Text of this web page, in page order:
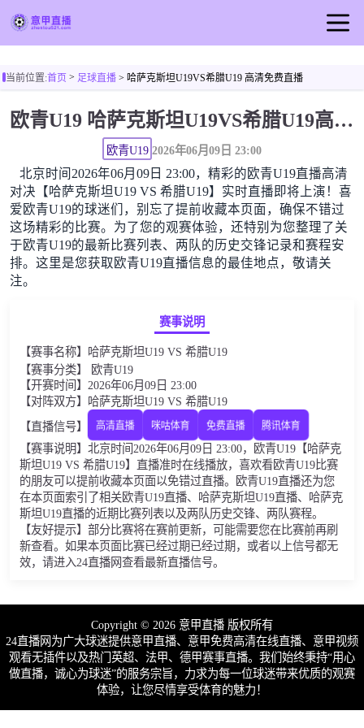
足球直播
意甲录像
意甲新闻
当前位置:首页> 足球直播> 哈萨克斯坦U19VS希腊U19 高清免费直播
欧青U19 哈萨克斯坦U19VS希腊U19高清直播免费观看
欧青U19 2026年06月09日 23:00
北京时间2026年06月09日 23:00，精彩的欧青U19直播高清
对决【哈萨克斯坦U19 VS 希腊U19】实时直播即将上演！喜
爱欧青U19的球迷们，别忘了提前收藏本页面，确保不错过
这场精彩的比赛。为了您的观赛体验，还特别为您整理了关
于欧青U19的最新比赛列表、两队的历史交锋记录和赛程安
排。这里是您获取欧青U19直播信息的最佳地点，敬请关
注。
赛事说明
【赛事名称】哈萨克斯坦U19 VS 希腊U19
【赛事分类】 欧青U19
【开赛时间】2026年06月09日 23:00
【对阵双方】哈萨克斯坦U19 VS 希腊U19
【直播信号】
高清直播 咪咕体育 免费直播 腾讯体育
【赛事说明】北京时间2026年06月09日 23:00，欧青U19【哈萨克
斯坦U19 VS 希腊U19】直播准时在线播放，喜欢看欧青U19比赛
的朋友可以提前收藏本页面以免错过直播。欧青U19直播还为您
在本页面索引了相关欧青U19直播、哈萨克斯坦U19直播、哈萨克
斯坦U19直播的近期比赛列表以及两队历史交锋、两队赛程。
【友好提示】部分比赛将在赛前更新，可能需要您在比赛前再刷
新查看。如果本页面比赛已经过期已经过期，或者以上信号都无
效，请进入24直播网查看最新直播信号。
Copyright © 2026 意甲直播 版权所有
24直播网为广大球迷提供意甲直播、意甲免费高清在线直播、意甲视频
观看无插件以及热门英超、法甲、德甲赛事直播。我们始终秉持“用心
做直播，诚心为球迷”的服务宗旨，力求为每一位球迷带来优质的观赛
体验，让您尽情享受体育的魅力！